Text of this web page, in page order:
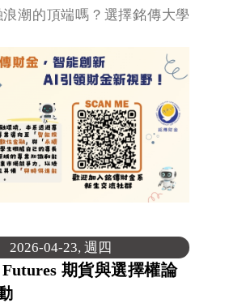
潮的頂端嗎？選擇銘傳大學
2026-04-23, 週四
Futures 期貨與選擇權論